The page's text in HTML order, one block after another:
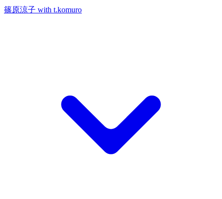
篠原涼子 with t.komuro